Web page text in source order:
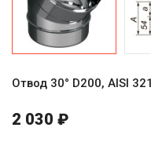
Отвод 30° D200, AISI
2 030 ₽